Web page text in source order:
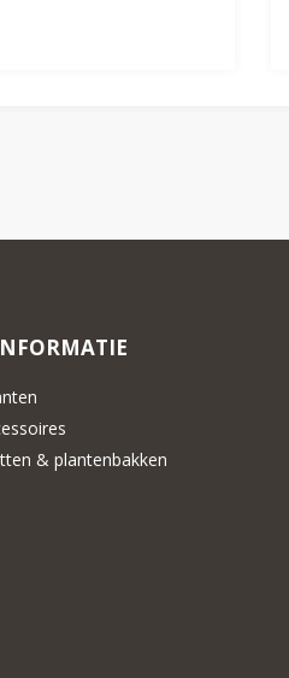
& plantenbakken